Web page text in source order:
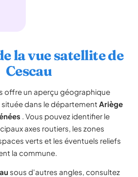
la vue satellite de
Cescau
offre un aperçu géographique
située dans le département Ariège
. Vous pouvez identifier le
axes routiers, les zones
verts et les éventuels reliefs
la commune.
sous d'autres angles, consultez